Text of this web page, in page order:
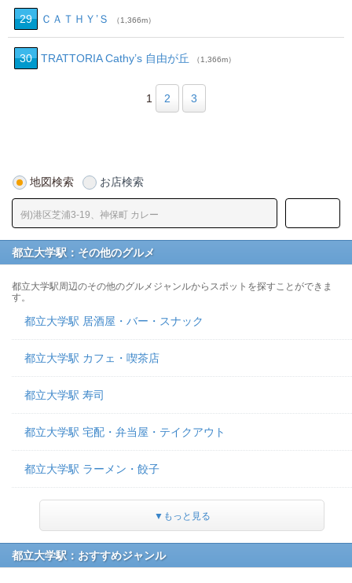
29 ＣＡＴＨＹ’Ｓ （1,366m）
30 TRATTORIA Cathy’s 自由が丘 （1,366m）
1 2 3
地図検索 お店検索
都立大学駅：その他のグルメ
都立大学駅周辺のその他のグルメジャンルからスポットを探すことができま
す。
都立大学駅 居酒屋・バー・スナック
都立大学駅 カフェ・喫茶店
都立大学駅 寿司
都立大学駅 宅配・弁当屋・テイクアウト
都立大学駅 ラーメン・餃子
▼もっと見る
都立大学駅：おすすめジャンル